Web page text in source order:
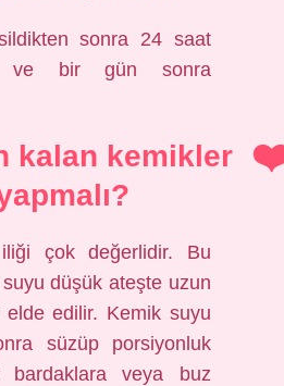
sonra 24 saat
ve bir gün sonra
kalan kemikler
çok değerlidir. Bu
düşük ateşte uzun
edilir. Kemik suyu
süzüp porsiyonluk
bardaklara veya buz